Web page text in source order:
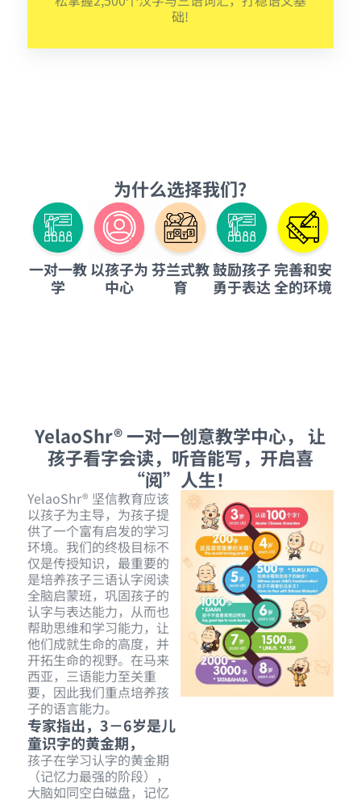
础!
为什么选择我们?
一对一教
学
以孩子为
中心
芬兰式教
育
鼓励孩子
勇于表达
完善和安
全的环境
YelaoShr® 一对一创意教学中心， 让
孩子看字会读，听音能写，开启喜
“阅”人生！
YelaoShr® 坚信教育应该
以孩子为主导，为孩子提
供了一个富有启发的学习
环境。我们的终极目标不
仅是传授知识，最重要的
是培养孩子三语认字阅读
全脑启蒙班，巩固孩子的
认字与表达能力，从而也
帮助思维和学习能力，让
他们成就生命的高度，并
开拓生命的视野。在马来
西亚，三语能力至关重
要，因此我们重点培养孩
子的语言能力。
专家指出，3－6岁是儿
童识字的黄金期，
孩子在学习认字的黄金期
（记忆力最强的阶段），
大脑如同空白磁盘，记忆